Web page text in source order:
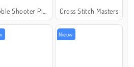
Cross Stitch Masters
Nieuw